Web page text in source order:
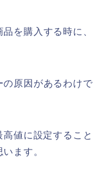
を購入する時に、
原因があるわけで
値に設定すること
ます。